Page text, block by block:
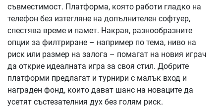
съвместимост. Платформа, която работи гладко на
телефон без изтегляне на допълнителен софтуер,
спестява време и памет. Накрая, разнообразните
опции за филтриране – например по тема, ниво на
риск или размер на залога – помагат на новия играч
да открие идеалната игра за своя стил. Добрите
платформи предлагат и турнири с малък вход и
награден фонд, които дават шанс на новаците да
усетят състезателния дух без голям риск.